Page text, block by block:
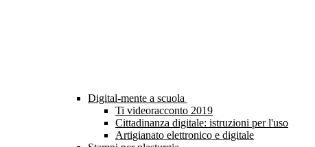
Digital-mente a scuola
Ti videoracconto 2019
Cittadinanza digitale: istruzioni per l'uso
Artigianato elettronico e digitale